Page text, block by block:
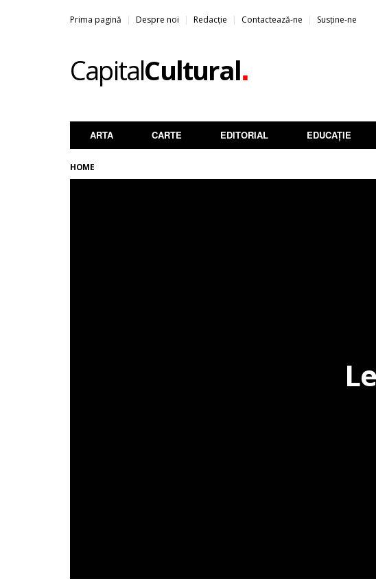
Prima pagină Despre noi Redacție Contactează-ne Susține-ne
CapitalCultural.
ARTA CARTE EDITORIAL EDUCAȚIE
HOME